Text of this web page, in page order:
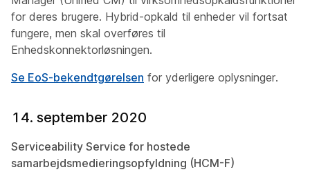
for deres brugere. Hybrid-opkald til enheder vil fortsat
fungere, men skal overføres til
Enhedskonnektorløsningen.
Se EoS-bekendtgørelsen for yderligere oplysninger.
14. september 2020
Serviceability Service for hostede
samarbejdsmedieringsopfyldning (HCM-F)